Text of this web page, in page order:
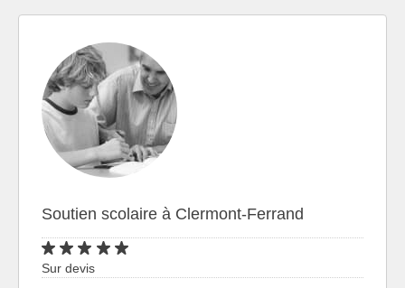
Soutien scolaire à Clermont-Ferrand
Sur devis